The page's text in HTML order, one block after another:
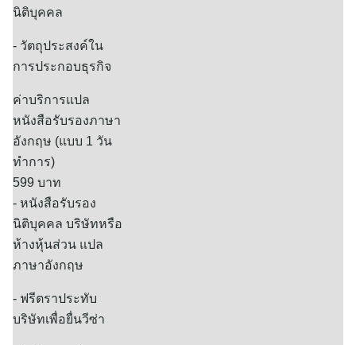
นิติบุคคล
- วัตถุประสงค์ใน
การประกอบธุรกิจ
ค่าบริการแปล
หนังสือรับรองภาษา
อังกฤษ (แบบ 1 วัน
ทำการ)
599 บาท
- หนังสือรับรอง
นิติบุคคล บริษัทหรือ
ห้างหุ้นส่วน แปล
ภาษาอังกฤษ
- ฟรีตราประทับ
บริษัทเพื่อยื่นวีซ่า